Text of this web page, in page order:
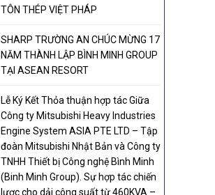
TÔN THÉP VIỆT PHÁP
SHARP TRƯỜNG AN CHÚC MỪNG 17
NĂM THÀNH LẬP BÌNH MINH GROUP
TẠI ASEAN RESORT
Lễ Ký Kết Thỏa thuận hợp tác Giữa
Công ty Mitsubishi Heavy Industries
Engine System ASIA PTE LTD – Tập
đoàn Mitsubishi Nhật Bản và Công ty
TNHH Thiết bị Công nghệ Bình Minh
(Binh Minh Group). Sự hợp tác chiến
lược cho dải công suất từ 460KVA –